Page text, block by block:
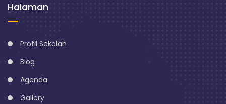
Halaman
Profil Sekolah
Blog
Agenda
Gallery